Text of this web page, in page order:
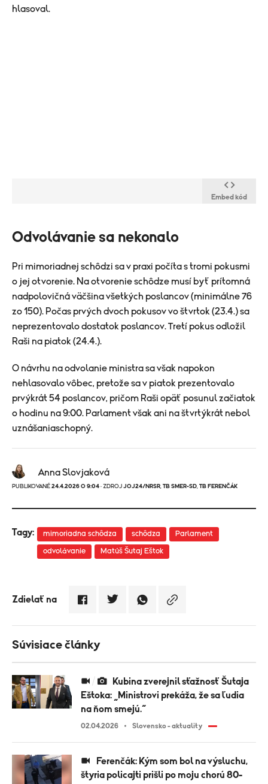
hlasoval.
Embed kód
Odvolávanie sa nekonalo
Pri mimoriadnej schôdzi sa v praxi počíta s tromi pokusmi
o jej otvorenie. Na otvorenie schôdze musí byť prítomná
nadpolovičná väčšina všetkých poslancov (minimálne 76
zo 150). Počas prvých dvoch pokusov vo štvrtok (23.4.) sa
neprezentovalo dostatok poslancov. Tretí pokus odložil
Raši na piatok (24.4.).
O návrhu na odvolanie ministra sa však napokon
nehlasovalo vôbec, pretože sa v piatok prezentovalo
prvýkrát 54 poslancov, pričom Raši opäť posunul začiatok
o hodinu na 9:00. Parlament však ani na štvrtýkrát nebol
uznášaniaschopný.
Anna Slovjaková
PUBLIKOVANÉ 24.4.2026 O 9:04 · ZDROJ JOJ24/NRSR TB SMER-SD TB FERENČÁK
Tagy: mimoriadna schôdza schôdza Parlament
odvolávanie Matúš Šutaj Eštok
Zdielať na
Súvisiace články
Eštoka: „Ministrovi prekáža, že sa ľudia
na ňom smejú.“
02.04.2026 Slovensko - aktuality
štyria policajti prišli po moju chorú 80-